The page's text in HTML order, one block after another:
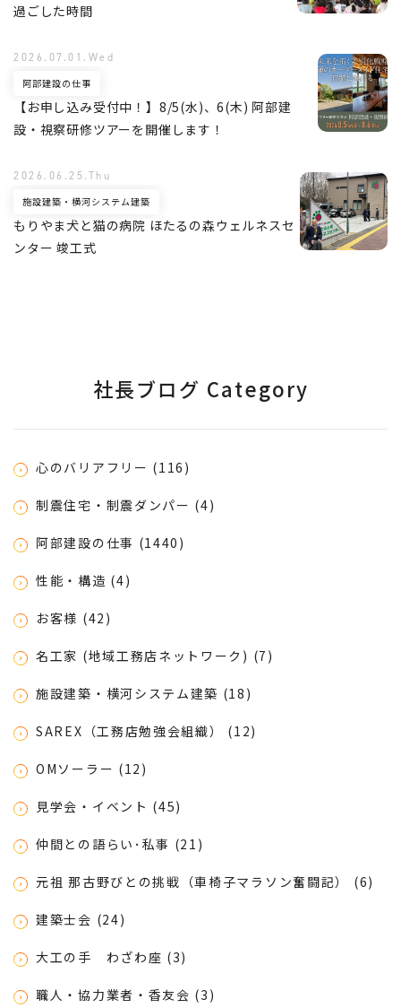
過ごした時間
【お申し込み受付中！】8/5(水)、6(木) 阿部建
設・視察研修ツアーを開催します！
阿部建設の仕事
2026.07.01.Wed
もりやま犬と猫の病院 ほたるの森ウェルネスセ
ンター 竣工式
施設建築・横河システム建築
2026.06.25.Thu
社長ブログ Category
心のバリアフリー (116)
制震住宅・制震ダンパー (4)
阿部建設の仕事 (1440)
性能・構造 (4)
お客様 (42)
名工家 (地域工務店ネットワーク) (7)
施設建築・横河システム建築 (18)
SAREX（工務店勉強会組織） (12)
OMソーラー (12)
見学会・イベント (45)
仲間との語らい･私事 (21)
元祖 那古野びとの挑戦（車椅子マラソン奮闘記） (6)
建築士会 (24)
大工の手 わざわ座 (3)
職人・協力業者・香友会 (3)